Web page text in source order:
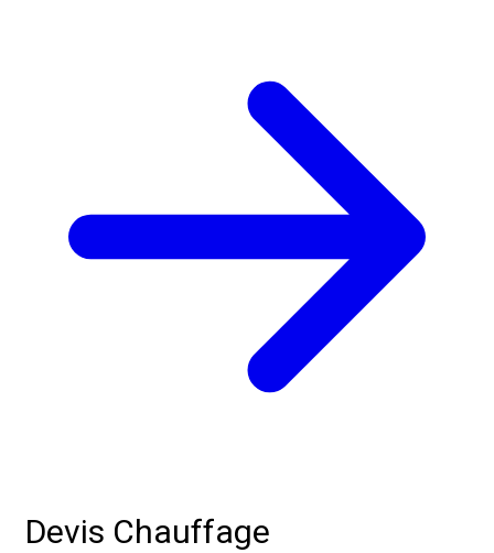
Devis Chauffage